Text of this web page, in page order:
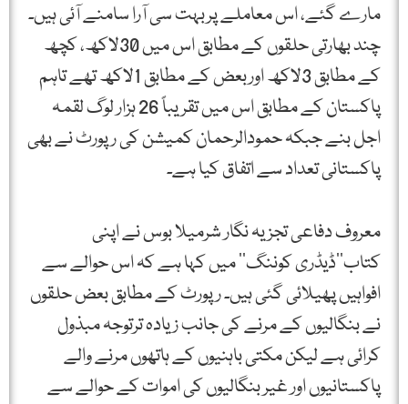
مارے گئے، اس معاملے پربہت سی آرا سامنے آئی ہیں۔
چند بھارتی حلقوں کے مطابق اس میں 30لاکھ، کچھ
کے مطابق 3لاکھ اوربعض کے مطابق 1لاکھ تھے تاہم
پاکستان کے مطابق اس میں تقریباً 26 ہزار لوگ لقمہ
اجل بنے جبکہ حمودالرحمان کمیشن کی رپورٹ نے بھی
پاکستانی تعداد سے اتفاق کیا ہے۔
معروف دفاعی تجزیہ نگار شرمیلا بوس نے اپنی
کتاب’’ڈیڈری کوننگ‘‘ میں کہا ہے کہ اس حوالے سے
افواہیں پھیلائی گئی ہیں۔ رپورٹ کے مطابق بعض حلقوں
نے بنگالیوں کے مرنے کی جانب زیادہ ترتوجہ مبذول
کرائی ہے لیکن مکتی باہنیوں کے ہاتھوں مرنے والے
پاکستانیوں اور غیر بنگالیوں کی اموات کے حوالے سے